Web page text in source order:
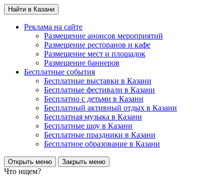
Найти в Казани
Реклама на сайте
Размещение анонсов мероприятий
Размещение ресторанов и кафе
Размещение мест и площадок
Размещение баннеров
Бесплатные события
Бесплатные выставки в Казани
Бесплатные фестивали в Казани
Бесплатно с детьми в Казани
Бесплатный активный отдых в Казани
Бесплатная музыка в Казани
Бесплатные шоу в Казани
Бесплатные праздники в Казани
Бесплатное образование в Казани
Открыть меню Закрыть меню
Что ищем?